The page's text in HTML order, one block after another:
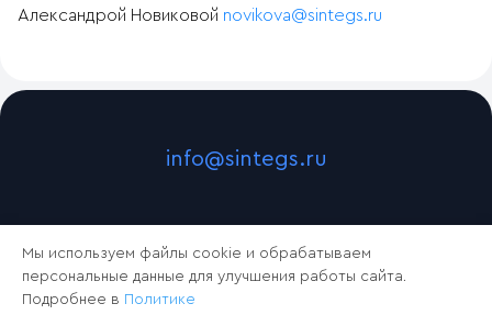
Александрой Новиковой novikova@sintegs.ru
info@sintegs.ru
Мы используем файлы cookie и обрабатываем
персональные данные для улучшения работы сайта.
Подробнее в Политике